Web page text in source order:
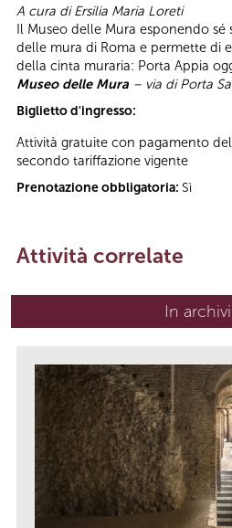
A cura di Ersilia Maria Loreti
Il Museo delle Mura esponendo
delle mura di Roma e permette di
della cinta muraria: Porta Appia
Museo delle Mura – via di Porta
Biglietto d'ingresso:
Attività gratuite con pagamento
secondo tariffazione vigente
Prenotazione obbligatoria: Sì
Attività correlate
In